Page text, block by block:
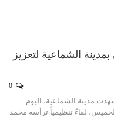
الشماعية لتعزيز
مدينة الشماعية، اليوم
لقاءً تنظيمياً ترأسه محمد